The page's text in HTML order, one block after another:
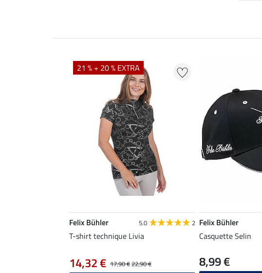
21 % + 20 % EXTRA
Felix Bühler 5.0 2
T-shirt technique Livia
17,90 €22,90 €
14,32 €
Felix Bühler
Casquette Selin
8,99 €